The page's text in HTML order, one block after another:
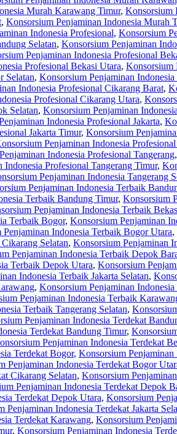
Murah Karawang Timur, Konsorsium
, Konsorsium Penjaminan Indonesia Murah
Indonesia Profesional, Konsorsium
Selatan, Konsorsium Penjaminan
Penjaminan Indonesia Profesional
Profesional Bekasi Utara, Konsorsium
Selatan, Konsorsium Penjaminan
Indonesia Profesional Cikarang Barat,
Profesional Cikarang Utara,
Selatan, Konsorsium Penjaminan
Indonesia Profesional Jakarta,
Jakarta Timur, Konsorsium
Penjaminan Indonesia
Indonesia Profesional Tangerang,
Indonesia Profesional Tangerang Timur,
Penjaminan Indonesia Tangerang
Penjaminan Indonesia Terbaik
Terbaik Bandung Timur, Konsorsium
Penjaminan Indonesia Terbaik
Terbaik Bogor, Konsorsium Penjaminan
Penjaminan Indonesia Terbaik Bogor Utara,
Selatan, Konsorsium Penjaminan
Penjaminan Indonesia Terbaik Depok
Terbaik Depok Utara, Konsorsium
Indonesia Terbaik Jakarta Selatan,
, Konsorsium Penjaminan
Penjaminan Indonesia Terbaik
Terbaik Tangerang Selatan,
Penjaminan Indonesia Terdekat
Terdekat Bandung Timur,
Penjaminan Indonesia Terdekat
Terdekat Bogor, Konsorsium
Penjaminan Indonesia Terdekat Bogor
Cikarang Selatan, Konsorsium
Penjaminan Indonesia Terdekat Depok
Terdekat Depok Utara, Konsorsium
Penjaminan Indonesia Terdekat Jakarta
Terdekat Karawang, Konsorsium
, Konsorsium Penjaminan Indonesia